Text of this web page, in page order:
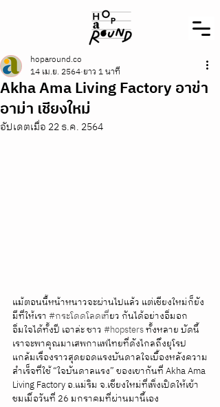
Akha Ama Living Factory อาข่า
อาม่า เชียงใหม่
hoparound.co
14 เม.ย. 2564 ยาว 1 นาที
อัปเดตเมื่อ 22 ธ.ค. 2564
แม้ตอนนี้หน้าหนาวจะผ่านไปแล้ว แต่เชียงใหม่ก็ยัง
มีที่ให้เรา #กระโดดโลดเที่ยว กันได้อย่างอิ่มอก
อิ่มใจได้ทั้งปี เอาล่ะ ชาว #hopsters ทั้งหลาย บัดนี้
เราจะพาคุณมาเสพกาแฟไทยที่ดังไกลถึงยุโรป
แกล้มเรื่องราวสุดยอดแรงบันดาลใจเบื้องหลังความ
สำเร็จที่ใช้ “ใจบันดาลแรง” ของเขากันที่ Akha Ama
Living Factory อ.แม่ริม จ.เชียงใหม่ที่เพิ่งเปิดให้เข้า
ชมเมื่อวันที่ 26 มกราคมที่ผ่านมานี้เอง